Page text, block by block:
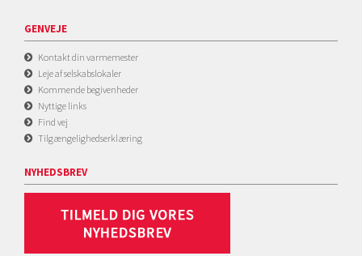
GENVEJE
Kontakt din varmemester
Leje af selskabslokaler
Kommende begivenheder
Nyttige links
Find vej
Tilgængelighedserklæring
NYHEDSBREV